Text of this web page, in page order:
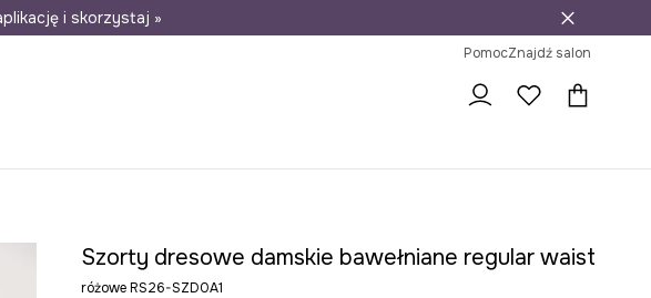
30 dni na zwrot
i skorzystaj »
PomocZnajdź salon
Szorty dresowe damskie bawełniane regular waist
różowe RS26-SZD0A1